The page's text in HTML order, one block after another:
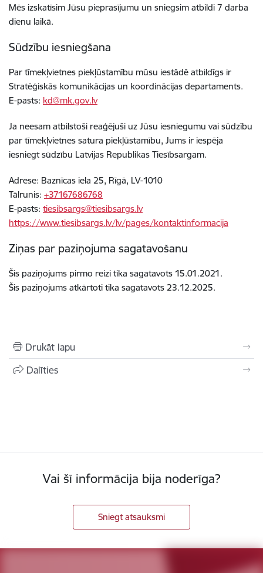
Mēs izskatīsim Jūsu pieprasījumu un sniegsim atbildi 7 darba
dienu laikā.
Sūdzību iesniegšana
Par tīmekļvietnes piekļūstamību mūsu iestādē atbildīgs ir
Stratēģiskās komunikācijas un koordinācijas departaments.
E-pasts: kd@mk.gov.lv
Ja neesam atbilstoši reaģējuši uz Jūsu iesniegumu vai sūdzību
par tīmekļvietnes satura piekļūstamību, Jums ir iespēja
iesniegt sūdzību Latvijas Republikas Tiesībsargam.
Adrese: Baznīcas iela 25, Rīgā, LV-1010
Tālrunis: +37167686768
E-pasts: tiesibsargs@tiesibsargs.lv
https://www.tiesibsargs.lv/lv/pages/kontaktinformacija
Ziņas par paziņojuma sagatavošanu
Šis paziņojums pirmo reizi tika sagatavots 15.01.2021.
Šis paziņojums atkārtoti tika sagatavots 23.12.2025.
Drukāt lapu
Dalīties
Vai šī informācija bija noderīga?
Sniegt atsauksmi